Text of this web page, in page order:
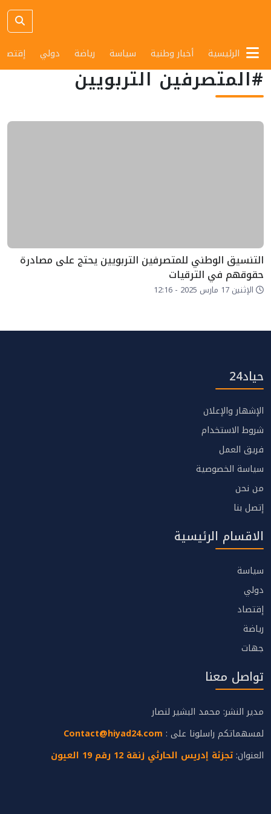
الرئيسية أخبار وطنية سياسة رياضة دولي
#المتصرفين التربويين
التنسيق الوطني للمتصرفين التربويين يحتج على مصادرة
حقوقهم في الترقيات
الإثنين 17 مارس 2025 - 12:16
حياد24
الإشهار والإعلان
شروط الاستخدام
فريق العمل
سياسة الخصوصية
من نحن
إتصل بنا
الاقسام الرئيسية
سياسة
دولي
إقتصاد
رياضة
جهات
تواصل معنا
مدير النشر: محمد البشير لنصار
لمسهماتكم راسلونا على : Contact@hiyad24.com
العنوان:تجزئة إدريس الحارثي زنقة 12 رقم 19 العيون